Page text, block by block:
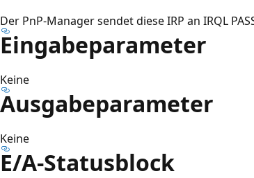
Der PnP-Manager sendet diese IRP an IRQL
Eingabeparameter
Keine
Ausgabeparameter
Keine
E/A-Statusblock